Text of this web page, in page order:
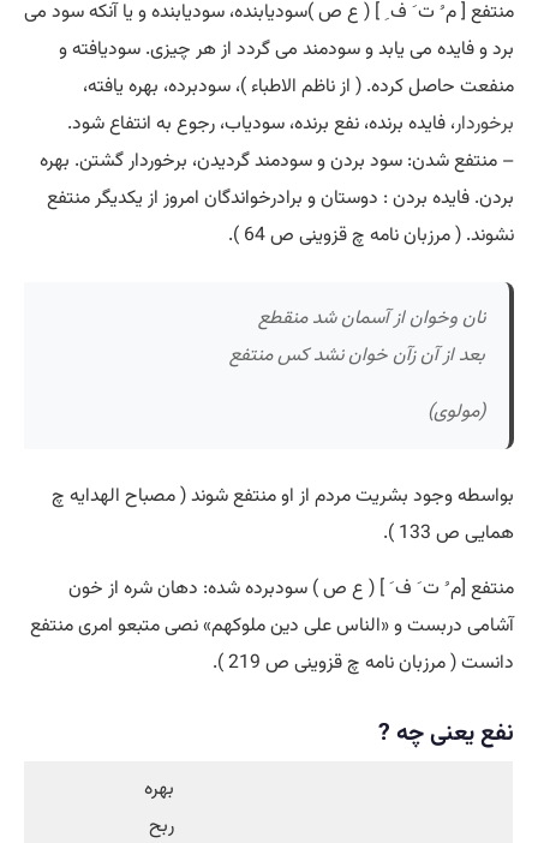
منتفع [ م ُ ت َ ف ِ ] ( ع ص )سودیابنده، سودیابنده و یا آنکه سود می
برد و فایده می یابد و سودمند می گردد از هر چیزی. سودیافته و
منفعت حاصل کرده. ( از ناظم الاطباء )، سودبرده، بهره یافته،
برخوردار، فایده برنده، نفع برنده، سودیاب، رجوع به انتفاع شود.
– منتفع شدن: سود بردن و سودمند گردیدن، برخوردار گشتن. بهره
بردن. فایده بردن : دوستان و برادرخواندگان امروز از یکدیگر منتفع
نشوند. ( مرزبان نامه چ قزوینی ص 64 ).
نان وخوان از آسمان شد منقطع
بعد از آن زآن خوان نشد کس منتفع
(مولوی)
بواسطه وجود بشریت مردم از او منتفع شوند ( مصباح الهدایه چ
همایی ص 133 ).
منتفع [م ُ ت َ ف َ ] ( ع ص ) سودبرده شده: دهان شره از خون
آشامی دربست و «الناس علی دین ملوکهم» نصی متبعو امری منتفع
دانست ( مرزبان نامه چ قزوینی ص 219 ).
نفع یعنی چه ?
بهره
ربح